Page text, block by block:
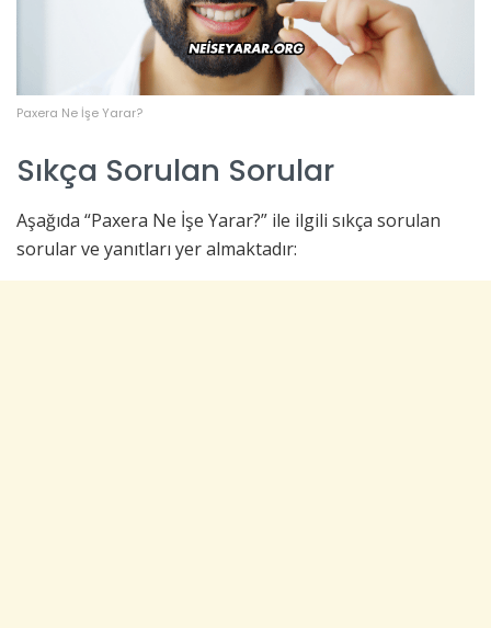
Paxera Ne İşe Yarar?
Sıkça Sorulan Sorular
Aşağıda “Paxera Ne İşe Yarar?” ile ilgili sıkça sorulan
sorular ve yanıtları yer almaktadır: